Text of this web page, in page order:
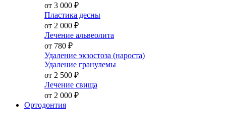
от 3 000 ₽
Пластика десны
от 2 000 ₽
Лечение альвеолита
от 780 ₽
Удаление экзостоза (нароста)
Удаление гранулемы
от 2 500 ₽
Лечение свища
от 2 000 ₽
Ортодонтия